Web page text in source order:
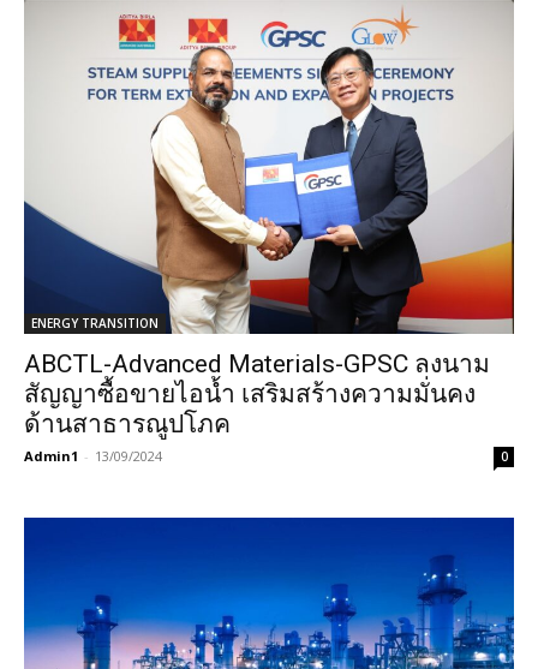
ENERGY TRANSITION
ABCTL-Advanced Materials-GPSC ลงนาม
สัญญาซื้อขายไอน้ำ เสริมสร้างความมั่นคง
ด้านสาธารณูปโภค
Admin1 - 13/09/2024 0